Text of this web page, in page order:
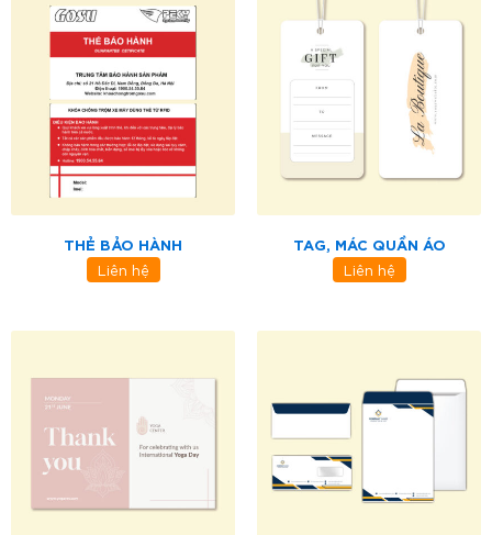
THẺ BẢO HÀNH
Liên hệ
TAG, MÁC QUẦN ÁO
Liên hệ